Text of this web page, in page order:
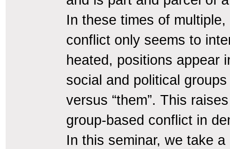
In these times of
conflict only seems to
heated, positions appear
social and political
versus “them”. This
group-based conflict in
In this seminar, we take